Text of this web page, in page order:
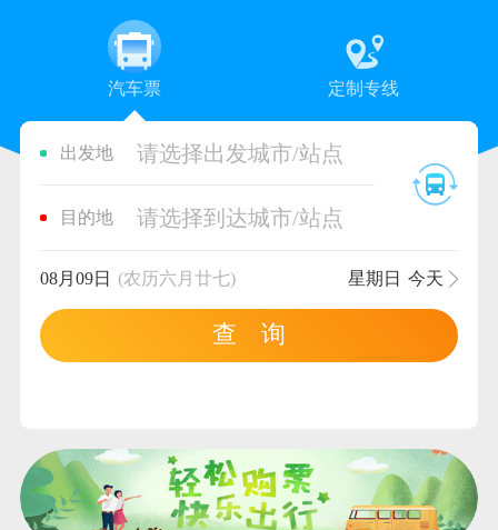
汽车票 定制专线
出发地 请选择出发城市/站点
目的地 请选择到达城市/站点
08月09日 (农历六月廿七) 星期日 今天
查 询